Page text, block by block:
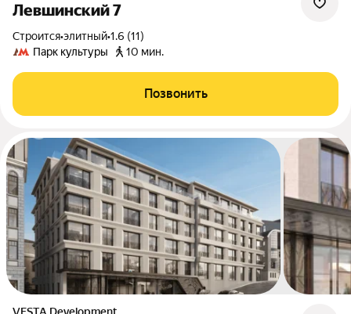
Левшинский 7
Строится•элитный•1.6 (11)
Парк культуры
10 мин.
Позвонить